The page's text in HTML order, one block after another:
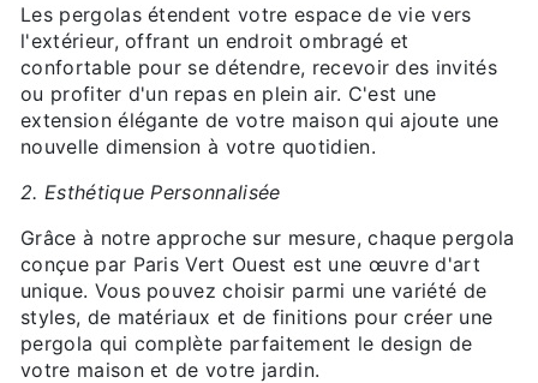
Les pergolas étendent votre espace de vie vers
l'extérieur, offrant un endroit ombragé et
confortable pour se détendre, recevoir des invités
ou profiter d'un repas en plein air. C'est une
extension élégante de votre maison qui ajoute une
nouvelle dimension à votre quotidien.
2. Esthétique Personnalisée
Grâce à notre approche sur mesure, chaque pergola
conçue par Paris Vert Ouest est une œuvre d'art
unique. Vous pouvez choisir parmi une variété de
styles, de matériaux et de finitions pour créer une
pergola qui complète parfaitement le design de
votre maison et de votre jardin.